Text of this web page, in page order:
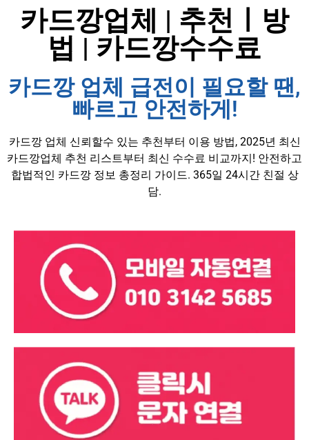
카드깡업체 | 추천ㅣ방
법 | 카드깡수수료
카드깡 업체 급전이 필요할 땐,
빠르고 안전하게!
카드깡 업체 신뢰할수 있는 추천부터 이용 방법, 2025년 최신
카드깡업체 추천 리스트부터 최신 수수료 비교까지! 안전하고
합법적인 카드깡 정보 총정리 가이드. 365일 24시간 친절 상
담.